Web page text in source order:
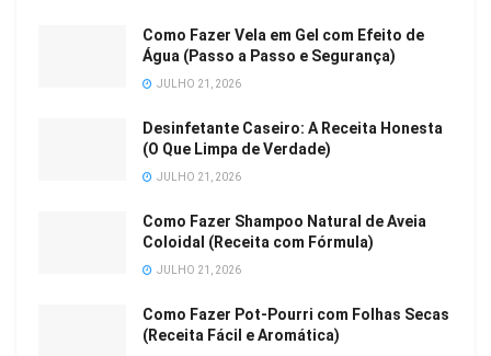
Como Fazer Vela em Gel com Efeito de
Água (Passo a Passo e Segurança)
JULHO 21, 2026
Desinfetante Caseiro: A Receita Honesta
(O Que Limpa de Verdade)
JULHO 21, 2026
Como Fazer Shampoo Natural de Aveia
Coloidal (Receita com Fórmula)
JULHO 21, 2026
Como Fazer Pot-Pourri com Folhas Secas
(Receita Fácil e Aromática)